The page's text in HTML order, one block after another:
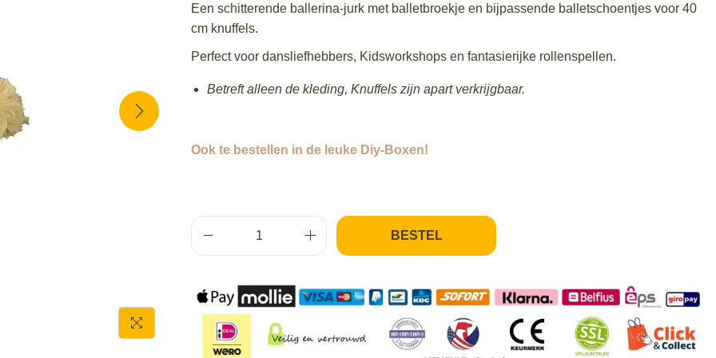
Een schitterende ballerina‑jurk met balletbroekje en bijpassende balletschoentjes voor 40
cm knuffels.
Perfect voor dansliefhebbers, Kidsworkshops en fantasierijke rollenspellen.
Betreft alleen de kleding, Knuffels zijn apart verkrijgbaar.
Ook te bestellen in de leuke Diy-Boxen!
B
l
l
BESTEL